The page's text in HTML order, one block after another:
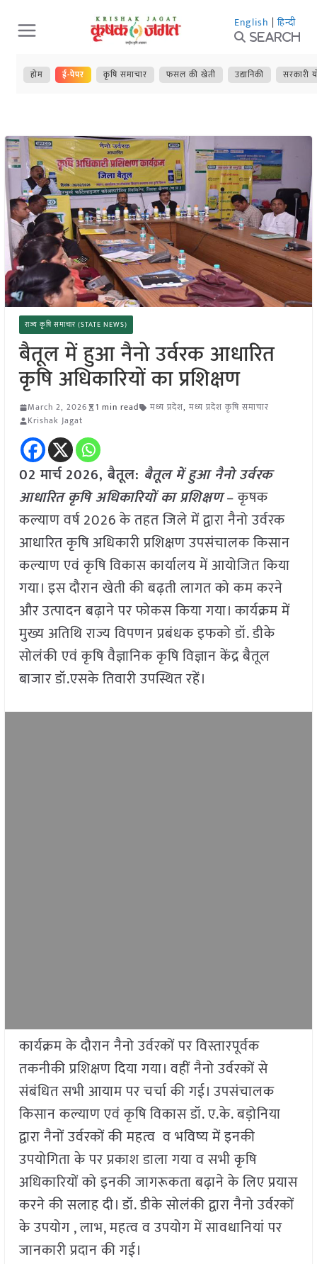
Skip
to
content
English | हिन्दी
Search
होम ई-पेपर कृषि समाचार फसल की खेती उद्यानिकी सरकारी
राज्य कृषि समाचार (STATE NEWS)
बैतूल में हुआ नैनो उर्वरक आधारित
कृषि अधिकारियों का प्रशिक्षण
March 2, 2026 1 min read मध्य प्रदेश, मध्य प्रदेश कृषि समाचार
Krishak Jagat
02 मार्च2026,बैतूल: बैतूल में हुआ नैनो उर्वरक
आधारित कृषि अधिकारियों का प्रशिक्षण– कृषक
कल्याण वर्ष 2026 के तहत जिले में द्वारा नैनो उर्वरक
आधारित कृषि अधिकारी प्रशिक्षण उपसंचालक किसान
कल्याण एवं कृषि विकास कार्यालय में आयोजित किया
गया। इस दौरान खेती की बढ़ती लागत को कम करने
और उत्पादन बढ़ाने पर फोकस किया गया। कार्यक्रम में
मुख्य अतिथि राज्य विपणन प्रबंधक इफको डॉ. डीके
सोलंकी एवं कृषि वैज्ञानिक कृषि विज्ञान केंद्र बैतूल
बाजार डॉ.एसके तिवारी उपस्थित रहें।
कार्यक्रम के दौरान नैनो उर्वरकों पर विस्तारपूर्वक
तकनीकी प्रशिक्षण दिया गया। वहीं नैनो उर्वरकों से
संबंधित सभी आयाम पर चर्चा की गई। उपसंचालक
किसान कल्याण एवं कृषि विकास डॉ. ए.के. बड़ोनिया
द्वारा नैनों उर्वरकों की महत्व व भविष्य में इनकी
उपयोगिता के पर प्रकाश डाला गया व सभी कृषि
अधिकारियों को इनकी जागरूकता बढ़ाने के लिए प्रयास
करने की सलाह दी। डॉ. डीके सोलंकी द्वारा नैनो उर्वरकों
के उपयोग , लाभ, महत्व व उपयोग में सावधानियां पर
जानकारी प्रदान की गई।